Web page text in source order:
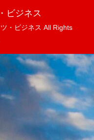
ビジネス
・ビジネス All Rights